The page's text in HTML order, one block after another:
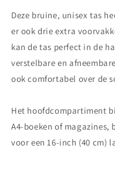
Deze bruine, unisex tas
er ook drie extra
kan de tas perfect in de
verstelbare en
ook comfortabel over de
Het hoofdcompartiment
A4-boeken of magazines,
voor een 16-inch (40 cm)